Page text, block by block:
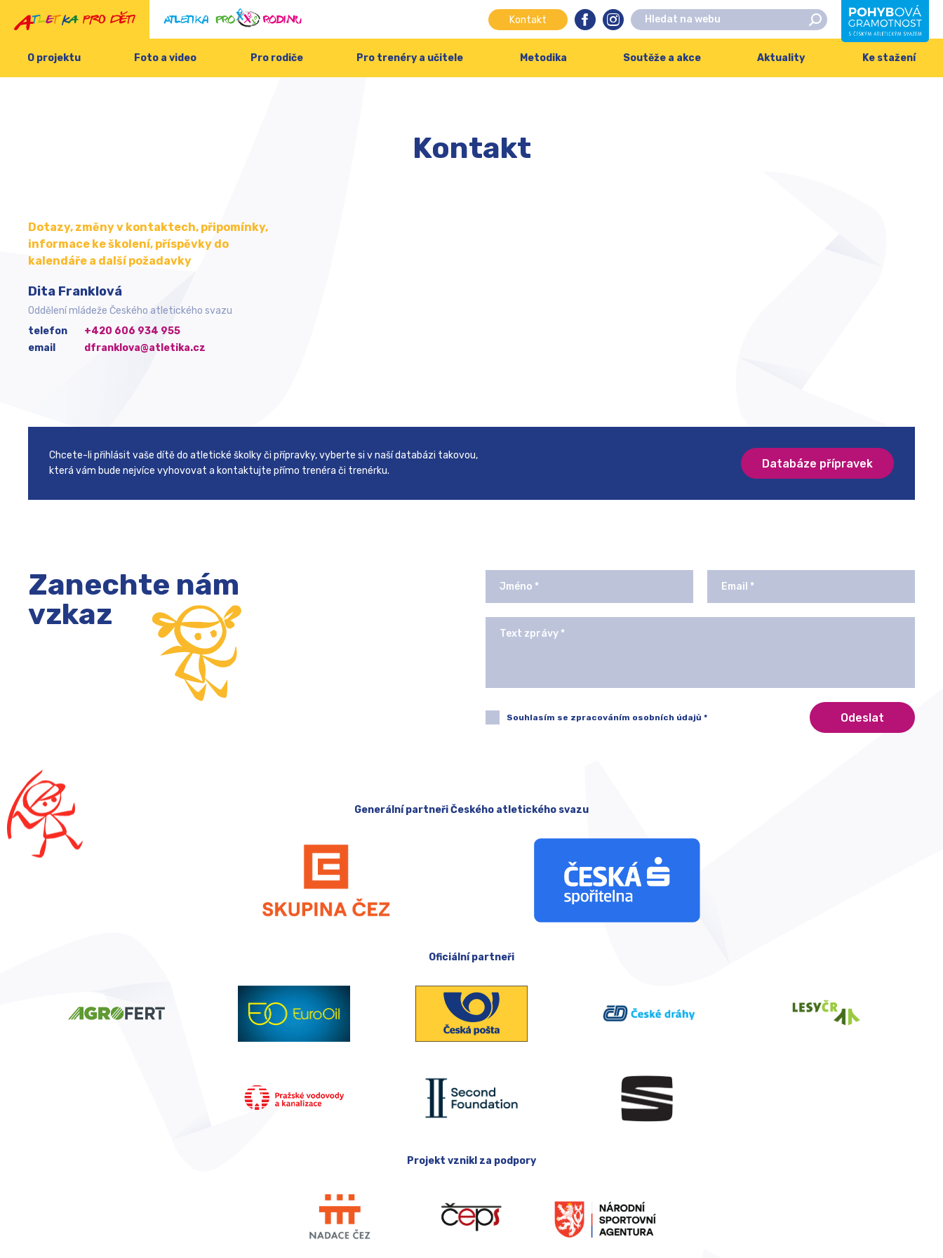
Kontakt
O projektu Foto a video Pro rodiče Pro trenéry a učitele Metodika Soutěže a akce Aktuality Ke stažení
Kontakt
Dotazy, změny v kontaktech, připomínky,
informace ke školení, příspěvky do
kalendáře a další požadavky
Dita Franklová
Oddělení mládeže Českého atletického svazu
telefon
+420 606 934 955
email
dfranklova@atletika.cz
Chcete-li přihlásit vaše dítě do atletické školky či přípravky, vyberte si v naší databázi takovou,
která vám bude nejvíce vyhovovat a kontaktujte přímo trenéra či trenérku.
Databáze přípravek
Zanechte nám
vzkaz
Souhlasím se zpracováním osobních údajů *
Generální partneři Českého atletického svazu
Oficiální partneři
Projekt vznikl za podpory